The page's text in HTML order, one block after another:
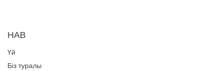
НАВ
Үй
Біз туралы